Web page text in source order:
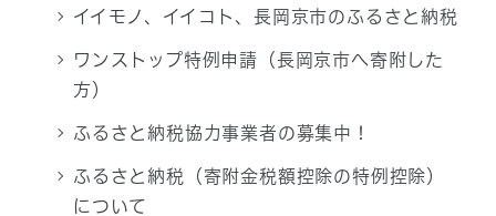
イイモノ、イイコト、長岡京市のふるさと納税
ワンストップ特例申請（長岡京市へ寄附した
方）
ふるさと納税協力事業者の募集中！
ふるさと納税（寄附金税額控除の特例控除）
について